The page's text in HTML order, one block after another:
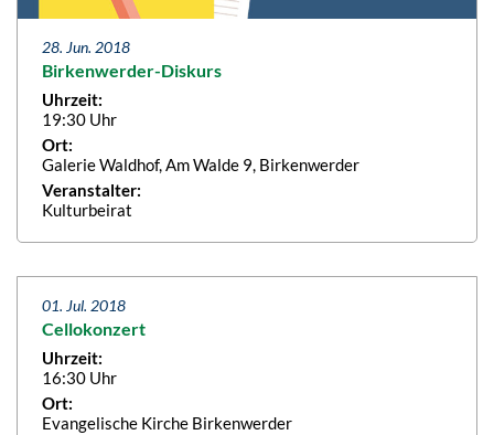
28. Jun. 2018
Birkenwerder-Diskurs
Uhrzeit:
19:30 Uhr
Ort:
Galerie Waldhof, Am Walde 9, Birkenwerder
Veranstalter:
Kulturbeirat
01. Jul. 2018
Cellokonzert
Uhrzeit:
16:30 Uhr
Ort:
Evangelische Kirche Birkenwerder